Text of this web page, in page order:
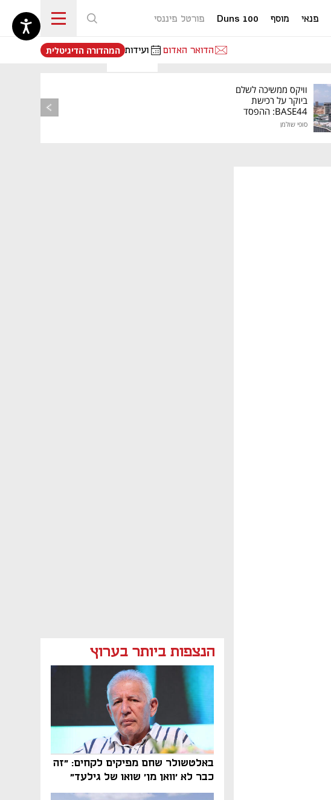
פנאי מוסף Duns 100 פורטל פיננסי
הדואר האדום ועידות
נפתח בכרטיסייה חדשה
המהדורה הדיגיטלית
וויקס ממשיכה לשלם
ביוקר על רכישת
BASE44: ההפסד
סופי שולמן
הנצפות ביותר בערוץ
באלטשולר שחם מפיקים לקחים: "זה
כבר לא 'וואן מן' שואו של גילעד"